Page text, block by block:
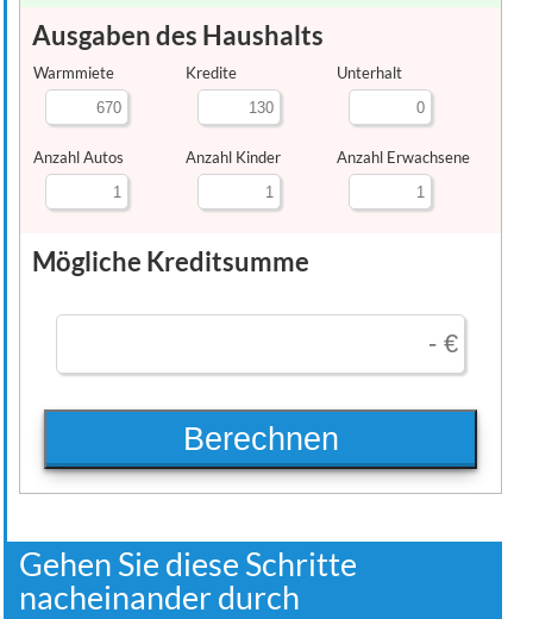
Ausgaben des Haushalts
Warmmiete Kredite Unterhalt
Anzahl Autos Anzahl Kinder Anzahl Erwachsene
Mögliche Kreditsumme
Berechnen
Gehen Sie diese Schritte
nacheinander durch